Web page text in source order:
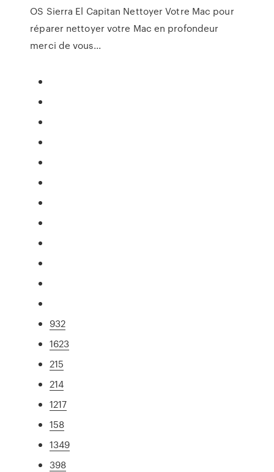
OS Sierra El Capitan Nettoyer Votre Mac pour
réparer nettoyer votre Mac en profondeur
merci de vous...
932
1623
215
214
1217
158
1349
398